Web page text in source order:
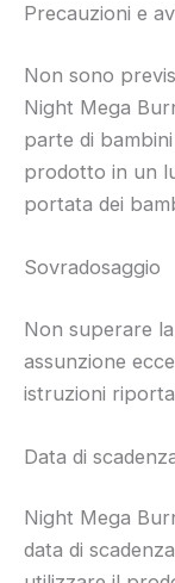
Precauzioni e
Non sono
Night Mega
parte di
prodotto in un
portata dei
Sovradosaggio
Non superare
assunzione
istruzioni
Data di
Night Mega
data di